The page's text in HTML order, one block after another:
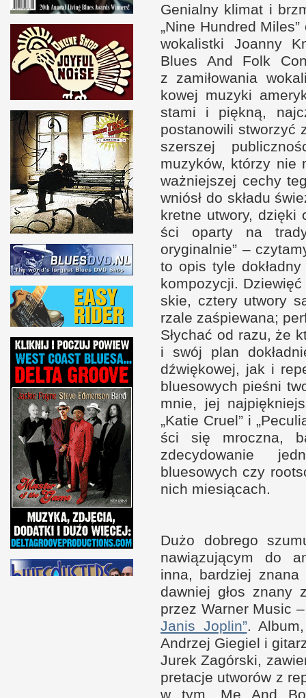
Genialny klimat i b
„Nine Hun­dred
wokalistki Joanny
Blues And Folk
z zamiłowania
kowej muzyki
stami i piękną,
postanowili stworzyć
szer­szej
muzyków, którzy nie
waż­niej­szej cechy
wniósł do składu
kretne utwory,
ści oparty na
oryginal­nie” –
to opis tyle
kom­pozycji. Dziewięć
skie, cztery utwory
rzale zaśpiewana;
Słychać od razu, że
i swój plan
dźwiękowej, jak i r
bluesowych pieśni
mnie, jej
„Katie Cruel” i
ści się mroczna,
zdecydowanie
bluesowych czy
nich miesiącach.
Dużo dobrego
nawiązującym do
inna, bar­dziej
daw­niej głos znany
przez War­ner Music
Janis Joplin”.
Andrzej Giegiel i g
Jurek Zagór­ski,
pretacje utworów z r
w tym „Me And